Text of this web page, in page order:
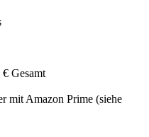
Gesamt
mit Amazon Prime (siehe